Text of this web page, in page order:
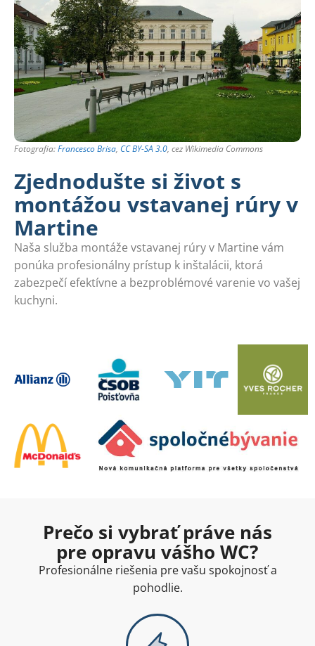
Fotografia:Francesco Brisa, CC BY-SA 3.0, cez Wikimedia Commons
Zjednodušte si život s
montážou vstavanej rúry v
Martine
Naša služba montáže vstavanej rúry v Martine vám
ponúka profesionálny prístup k inštalácii, ktorá
zabezpečí efektívne a bezproblémové varenie vo vašej
kuchyni.
Prečo si vybrať práve nás
pre opravu vášho WC?
Profesionálne riešenia pre vašu spokojnosť a
pohodlie.